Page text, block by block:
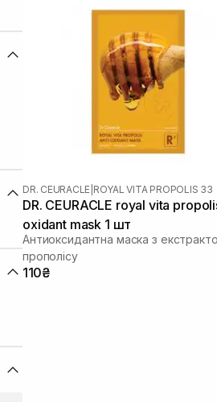
DR. CEURACLE ROYAL VITA PROPOLIS 33
DR. CEURACLE royal vita
oxidant mask 1 шт
Антиоксидантна маска з
прополісу
110₴